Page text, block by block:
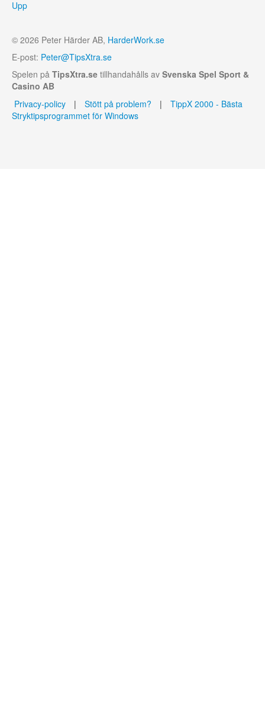
Upp
© 2026 Peter Härder AB, HarderWork.se
E-post: Peter@TipsXtra.se
Spelen på TipsXtra.se tillhandahålls av Svenska Spel Sport &
Casino AB
Privacy-policy
| Stött på problem? |
TippX 2000 - Bästa
Stryktipsprogrammet för Windows